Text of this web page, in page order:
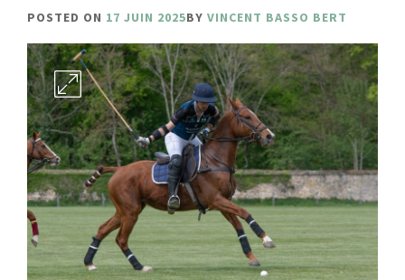
POSTED ON 17 JUIN 2025BY VINCENT BASSO BERT